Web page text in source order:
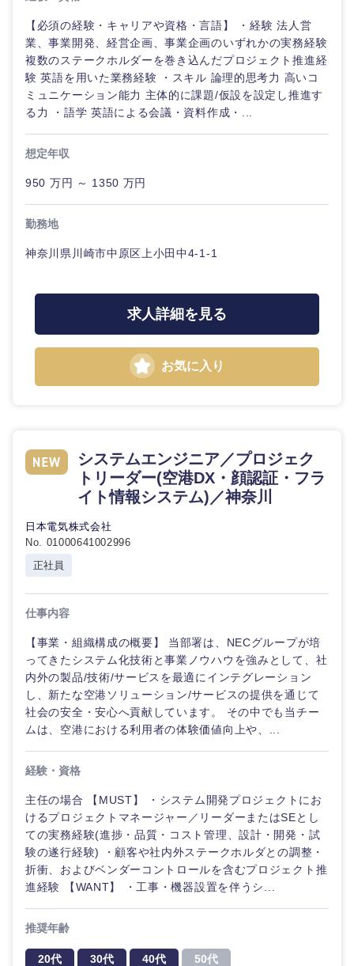
岐阜県 静岡県
愛知県
【必須の経験・キャリアや資格・言語】 ・経験 法人営
業、事業開発、経営企画、事業企画のいずれかの実務経験
複数のステークホルダーを巻き込んだプロジェクト推進経
験 英語を用いた業務経験 ・スキル 論理的思考力 高いコ
ミュニケーション能力 主体的に課題/仮設を設定し推進す
る力 ・語学 英語による会議・資料作成・...
想定年収
950 万円 ～ 1350 万円
勤務地
神奈川県川崎市中原区上小田中4-1-1
求人詳細を見る
お気に入り
システムエンジニア／プロジェク
トリーダー(空港DX・顔認証・フラ
イト情報システム)／神奈川
日本電気株式会社
No. 01000641002996
正社員
仕事内容
【事業・組織構成の概要】 当部署は、NECグループが培
ってきたシステム化技術と事業ノウハウを強みとして、社
内外の製品/技術/サービスを最適にインテグレーション
し、新たな空港ソリューション/サービスの提供を通じて
社会の安全・安心へ貢献しています。 その中でも当チー
ムは、空港における利用者の体験価値向上や、...
経験・資格
主任の場合 【MUST】 ・システム開発プロジェクトにお
けるプロジェクトマネージャー／リーダーまたはSEとし
ての実務経験(進捗・品質・コスト管理、設計・開発・試
験の遂行経験) ・顧客や社内外ステークホルダとの調整・
折衝、およびベンダーコントロールを含むプロジェクト推
進経験 【WANT】 ・工事・機器設置を伴うシ...
推奨年齢
20代 30代 40代 50代